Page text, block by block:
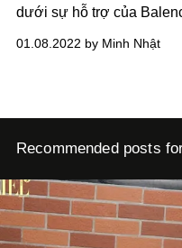
dưới sự hỗ trợ của
01.08.2022 by Minh Nhật
Recommended posts